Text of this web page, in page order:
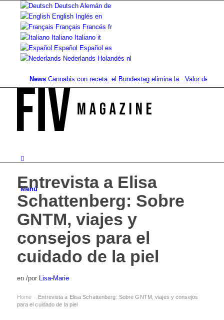
Deutsch Alemán de
English Inglés en
Français Francés fr
Italiano Italiano it
Español Español es
Nederlands Holandés nl
Cannabis con receta: el Bundestag elimina la...Valor del suelo de
Menú
Entrevista a Elisa
Schattenberg: Sobre
GNTM, viajes y
consejos para el
cuidado de la piel
en /por Lisa-Marie
Home › Entrevista a Elisa Schattenberg: Sobre GNTM, viajes y consejos
para el cuidado de la piel